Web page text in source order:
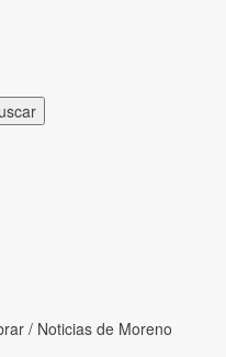
/ Noticias de Moreno